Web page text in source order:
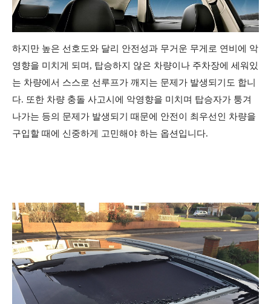
하지만 높은 선호도와 달리 안전성과 무거운 무게로 연비에 악
영향을 미치게 되며, 탑승하지 않은 차량이나 주차장에 세워있
는 차량에서 스스로 선루프가 깨지는 문제가 발생되기도 합니
다. 또한 차량 충돌 사고시에
악영향을 미치며 탑승자가 퉁겨
나가는 등의 문제가 발생되기 때문에
안전이 최우선인 차량을
구입할 때에 신중하게 고민해야 하는 옵션입니다.